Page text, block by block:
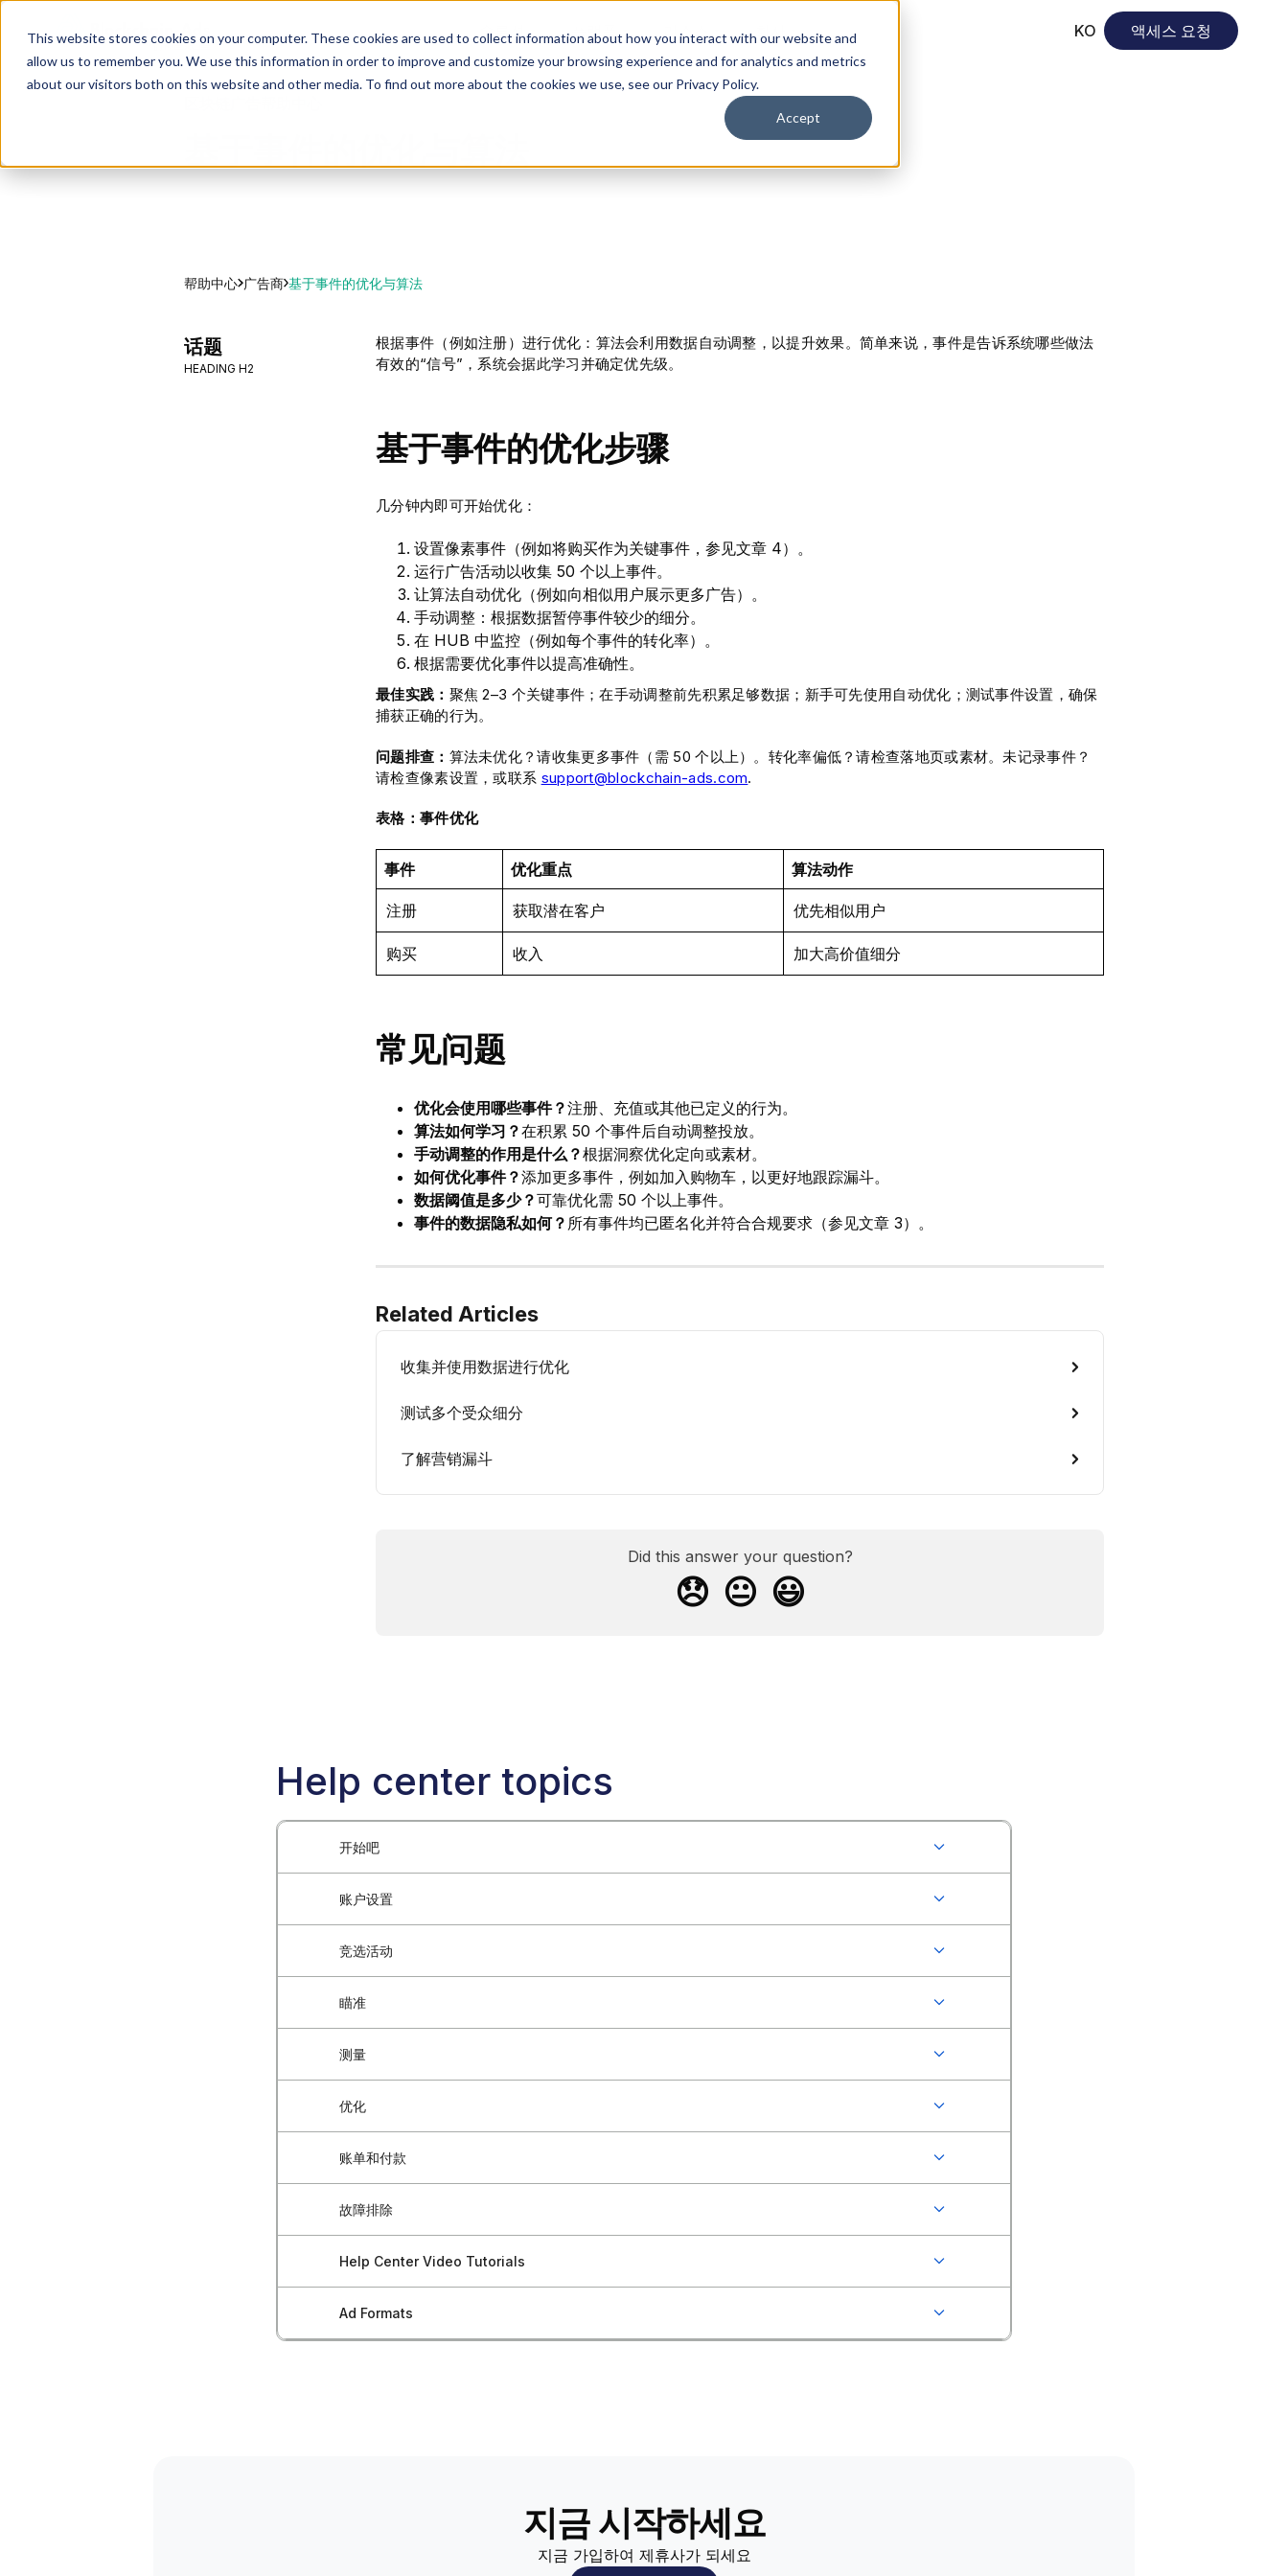
This website stores cookies on your computer. These cookies are used to collect information about how you interact with our website and
allow us to remember you. We use this information in order to improve and customize your browsing experience and for analytics and metrics
about our visitors both on this website and other media. To find out more about the cookies we use, see our Privacy Policy.
Accept
솔루션 플랫폼 리소스 KO 액세스 요청
帮助中心 广告商 基于事件的优化与算法
话题
HEADING H2
根据事件（例如注册）进行优化：算法会利用数据自动调整，以提升效果。简单来说，事件是告诉系统哪些做法
有效的“信号”，系统会据此学习并确定优先级。
基于事件的优化步骤
几分钟内即可开始优化：
设置像素事件（例如将购买作为关键事件，参见文章 4）。
运行广告活动以收集 50 个以上事件。
让算法自动优化（例如向相似用户展示更多广告）。
手动调整：根据数据暂停事件较少的细分。
在 HUB 中监控（例如每个事件的转化率）。
根据需要优化事件以提高准确性。
最佳实践： 聚焦 2–3 个关键事件；在手动调整前先积累足够数据；新手可先使用自动优化；测试事件设置，确保
捕获正确的行为。
问题排查： 算法未优化？请收集更多事件（需 50 个以上）。转化率偏低？请检查落地页或素材。未记录事件？
请检查像素设置，或联系 support@blockchain-ads.com.
表格：事件优化
事件 优化重点 算法动作
注册 获取潜在客户 优先相似用户
购买 收入 加大高价值细分
常见问题
优化会使用哪些事件？注册、充值或其他已定义的行为。
算法如何学习？在积累 50 个事件后自动调整投放。
手动调整的作用是什么？根据洞察优化定向或素材。
如何优化事件？添加更多事件，例如加入购物车，以更好地跟踪漏斗。
数据阈值是多少？可靠优化需 50 个以上事件。
事件的数据隐私如何？ 所有事件均已匿名化并符合合规要求（参见文章 3）。
Related Articles
收集并使用数据进行优化
测试多个受众细分
了解营销漏斗
Did this answer your question?
😞 😐 😃
Help center topics
开始吧
什么是Blockchain-Ads？
如何访问Blockchain-Ads：资格和要求
广告商快速入门清单
账户设置
如何创建广告主账户
如何管理多用户账户
账户安全最佳实践
如何重新激活已关闭的账户
客户账户管理指南
竞选活动
如何启动新的广告活动
如何选择广告系列格式
如何设置广告活动时间表和日期
如何编辑活跃广告系列
暂停或归档广告活动
如何对您的广告活动进行 A/B 测试
瞄准
受众精准定向完整指南
预建受众群体 - 兴趣图
重定向策略
地理位置和设备定位
特定行业定位
测量
安装 Blockchain-Ads 像素
手动安装像素
服务器到服务器安装
如何连接谷歌分析
连接 Blockchain Analytics
优化
广告系列优化指南
测试多个受众细分
基于事件的优化与算法
账单和付款
预付余额管理
查看付款记录
故障排除
广告不批准与审核
如何解决政策问题
Help Center Video Tutorials
如何创建您的首个广告系列
Ad Formats
지금 시작하세요
지금 가입하여 제휴사가 되세요